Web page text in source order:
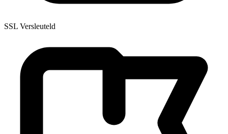
SSL Versleuteld